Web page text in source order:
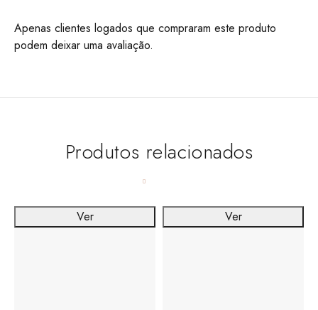
Apenas clientes logados que compraram este produto
podem deixar uma avaliação.
Produtos relacionados
Ver Ver